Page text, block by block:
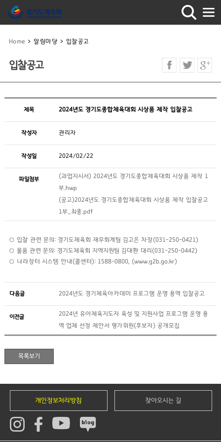
Home > 알림마당 > 입찰공고
입찰공고
제목 2024년도 경기도종합체육대회 시상품 제작 입찰공고
작성자 관리자
작성일 2024/02/22
파일첨부
(과업지시서) 2024년도 경기도종합체육대회 시상품 제작 1
부.hwp
(공고)2024년도 경기도종합체육대회 시상품 제작 입찰공고
1부_최종.pdf
○ 입찰 관련 문의: 경기도체육회 재무회계팀 김고은 차장(031-250-0421)
○ 물품 관련 문의: 경기도체육회 지역지원팀 김대환 대리(031-250-0442)
○ 나라장터 시스템 안내(콜센터): 1588-0800, (www.g2b.go.kr)
다음글 2024년도 경기체육아카데미 프로그램 운영 용역 입찰공고
이전글
2024년 유아체육지도자 육성 및 지원사업 프로그램 운영 용
역 업체 선정 제안서 평가위원(후보자) 공개모집
개인정보처리방침 찾아오시는 길